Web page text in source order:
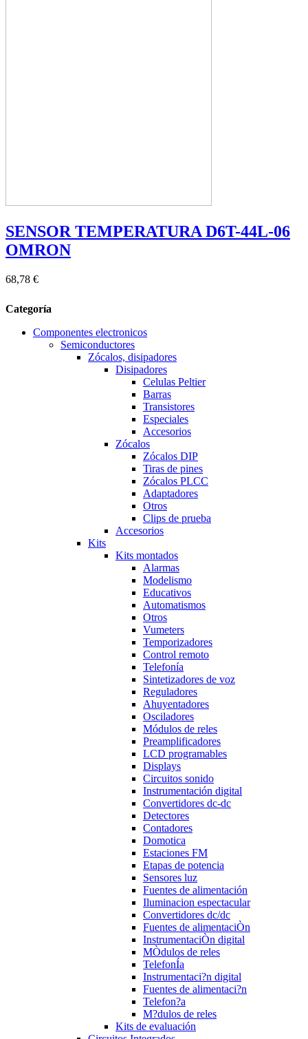
SENSOR TEMPERATURA D6T-44L-06
OMRON
68,78 €
Categoría
Componentes electronicos
Semiconductores
Zócalos, disipadores
Disipadores
Celulas Peltier
Barras
Transistores
Especiales
Accesorios
Zócalos
Zócalos DIP
Tiras de pines
Zócalos PLCC
Adaptadores
Otros
Clips de prueba
Accesorios
Kits
Kits montados
Alarmas
Modelismo
Educativos
Automatismos
Otros
Vumeters
Temporizadores
Control remoto
Telefonía
Sintetizadores de voz
Reguladores
Ahuyentadores
Osciladores
Módulos de reles
Preamplificadores
LCD programables
Displays
Circuitos sonido
Instrumentación digital
Convertidores dc-dc
Detectores
Contadores
Domotica
Estaciones FM
Etapas de potencia
Sensores luz
Fuentes de alimentación
Iluminacion espectacular
Convertidores dc/dc
Fuentes de alimentaciÒn
InstrumentaciÒn digital
MÒdulos de reles
TelefonÍa
Instrumentaci?n digital
Fuentes de alimentaci?n
Telefon?a
M?dulos de reles
Kits de evaluación